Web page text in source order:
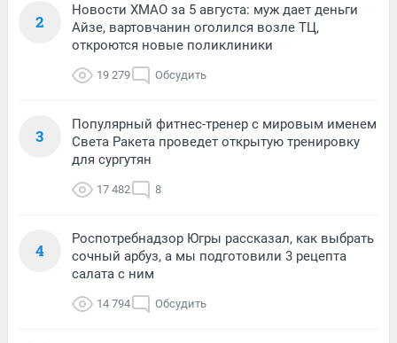
2
Новости ХМАО за 5 августа: муж дает деньги
Айзе, вартовчанин оголился возле ТЦ,
откроются новые поликлиники
19 279 Обсудить
3
Популярный фитнес-тренер с мировым именем
Света Ракета проведет открытую тренировку
для сургутян
17 482 8
4
Роспотребнадзор Югры рассказал, как выбрать
сочный арбуз, а мы подготовили 3 рецепта
салата с ним
14 794 Обсудить